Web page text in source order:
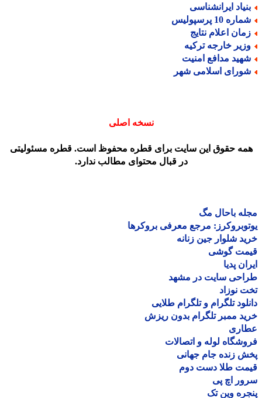
ایرانشناسی
10 پرسپولیس
اعلام نتایج
خارجه ترکیه
مدافع امنیت
اسلامی شهر
نسخه اصلی
حقوق این سایت برای قطره محفوظ است. قطره مسئولیتی
در قبال محتوای مطالب ندارد.
باحال مگ
مرجع معرفی بروکرها
شلوار جین زنانه
گوشی
پدیا
سایت در مشهد
نوزاد
تلگرام و تلگرام طلایی
ممبر تلگرام بدون ریزش
لوله و اتصالات
زنده جام جهانی
طلا دست دوم
اچ پی
وین تک